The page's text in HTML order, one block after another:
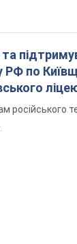
РФ по
російського